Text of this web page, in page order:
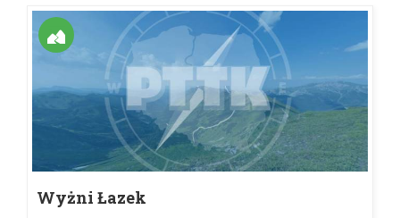
Wyżni Łazek